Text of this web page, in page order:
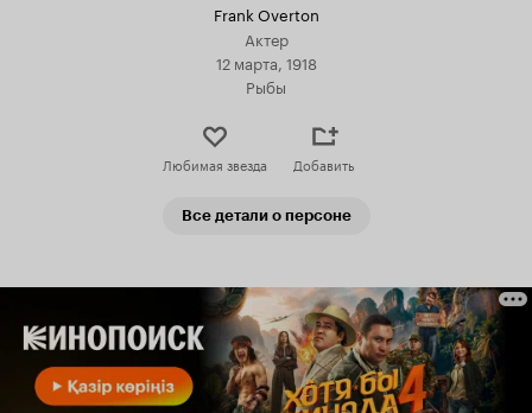
Frank Overton
Актер
12 марта, 1918
Рыбы
Любимая звезда Добавить
Все детали о персоне